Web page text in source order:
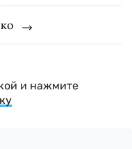
и нажмите